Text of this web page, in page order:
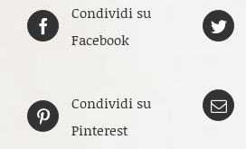
Condividi su
Facebook
Condividi su
Pinterest